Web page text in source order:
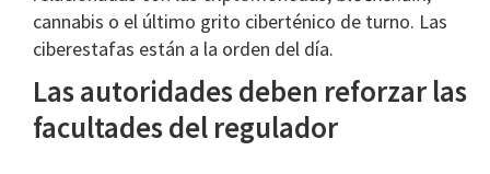
cannabis o el último grito ciberténico de turno. Las
ciberestafas están a la orden del día.
Las autoridades deben reforzar las
facultades del regulador